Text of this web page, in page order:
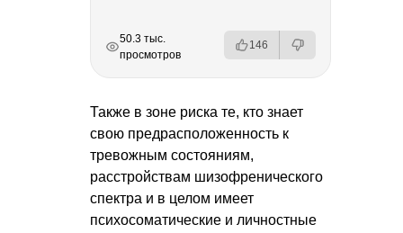
РЕКЛАМА
РЕКЛАМА
РЕКЛАМА
РЕКЛАМА
50.3 тыс.
просмотров
146
Также в зоне риска те, кто знает
свою предрасположенность к
тревожным состояниям,
расстройствам шизофренического
спектра и в целом имеет
психосоматические и личностные